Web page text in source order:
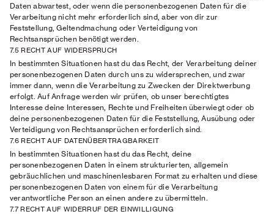
Daten abwartest, oder wenn die personenbezogenen Daten für die
Verarbeitung nicht mehr erforderlich sind, aber von dir zur
Feststellung, Geltendmachung oder Verteidigung von
Rechtsansprüchen benötigt werden.
7.5 RECHT AUF WIDERSPRUCH
In bestimmten Situationen hast du das Recht, der Verarbeitung deiner
personenbezogenen Daten durch uns zu widersprechen, und zwar
immer dann, wenn die Verarbeitung zu Zwecken der Direktwerbung
erfolgt. Auf Anfrage werden wir prüfen, ob unser berechtigtes
Interesse deine Interessen, Rechte und Freiheiten überwiegt oder ob
deine personenbezogenen Daten für die Feststellung, Ausübung oder
Verteidigung von Rechtsansprüchen erforderlich sind.
7.6 RECHT AUF DATENÜBERTRAGBARKEIT
In bestimmten Situationen hast du das Recht, deine
personenbezogenen Daten in einem strukturierten, allgemein
gebräuchlichen und maschinenlesbaren Format zu erhalten und diese
personenbezogenen Daten von einem für die Verarbeitung
verantwortliche Person an einen andere zu übermitteln.
7.7 RECHT AUF WIDERRUF DER EINWILLIGUNG